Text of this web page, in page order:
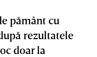
pământ cu
rezultatele
doar la